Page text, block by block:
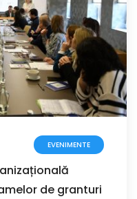
EVENIMENTE
de granturi